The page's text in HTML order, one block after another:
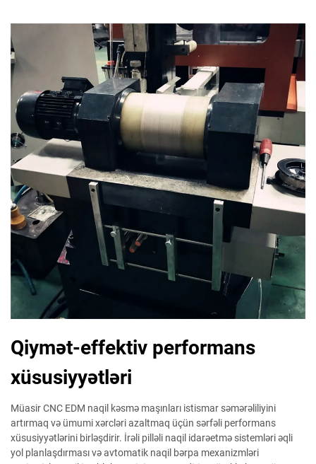
Qiymət-effektiv performans
xüsusiyyətləri
Müasir CNC EDM naqil kəsmə maşınları istismar səmərəliliyini
artırmaq və ümumi xərcləri azaltmaq üçün sərfəli performans
xüsusiyyətlərini birləşdirir. İrəli pilləli naqil idarəetmə sistemləri əqli
yol planlaşdırması və avtomatik naqil bərpa mexanizmləri